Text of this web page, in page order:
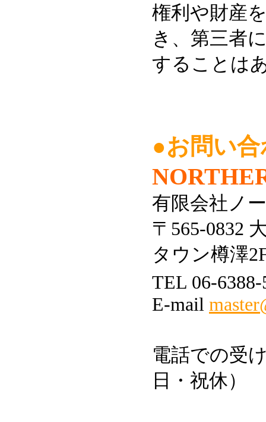
権利や財産
き、第三者
することは
●お問い
有限会社ノ
〒565-0832
タウン樽澤
TEL 06-6388-
E-mail
電話での受
日・祝休）